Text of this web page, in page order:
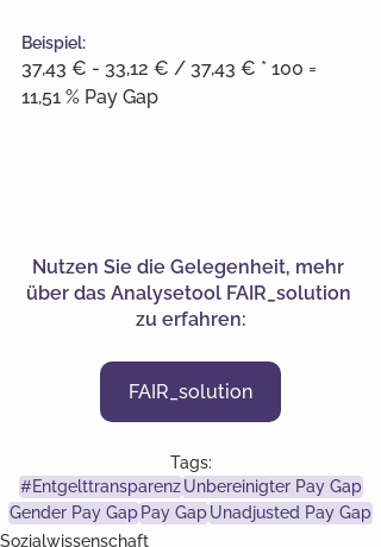
Beispiel:
37,43 € - 33,12 € / 37,43 € * 100 =
11,51 % Pay Gap
Nutzen Sie die Gelegenheit, mehr
über das Analysetool FAIR_solution
zu erfahren:
FAIR_solution
Tags:
#Entgelttransparenz Unbereinigter Pay Gap
Gender Pay Gap Pay GapUnadjusted Pay Gap
Sozialwissenschaft